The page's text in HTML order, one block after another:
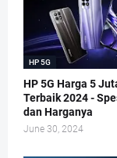
HP 5G
HP 5G Harga 5
Terbaik 2024 -
dan Harganya
June 30, 2024